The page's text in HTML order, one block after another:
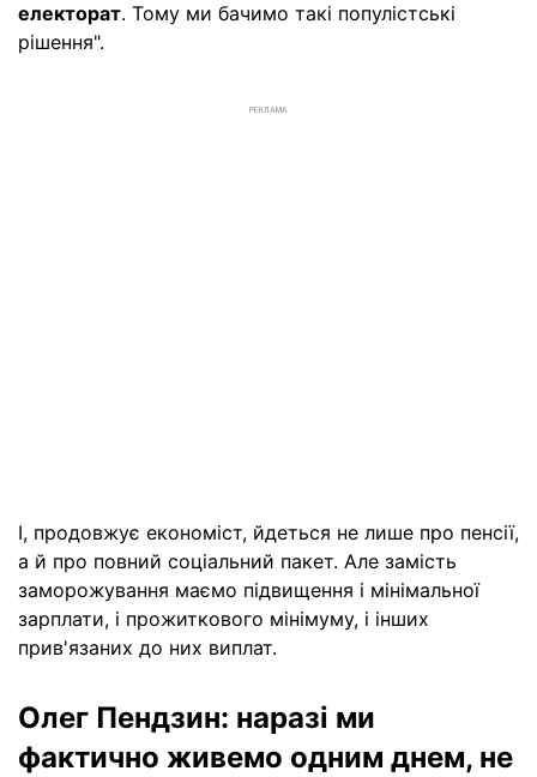
електорат. Тому ми бачимо такі популістські
рішення".
РЕКЛАМА
І, продовжує економіст, йдеться не лише про пенсії,
а й про повний соціальний пакет. Але замість
заморожування маємо підвищення і мінімальної
зарплати, і прожиткового мінімуму, і інших
прив'язаних до них виплат.
Олег Пендзин: наразі ми
фактично живемо одним днем, не